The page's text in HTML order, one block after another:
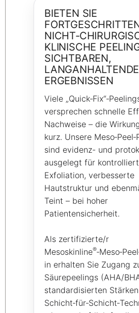
BIETEN SIE
KLINISCHE
SICHTBAREN,
ERGEBNISSEN
Viele
versprechen schnelle
Nachweise – die
kurz. Unsere
sind evidenz- und
ausgelegt für
Exfoliation, verbesserte
Hautstruktur und
Teint – bei hoher
Patientensicherheit.
Als zertifizierte/r
Mesoskinline®
in erhalten Sie Zugang
Säurepeelings (AHA/
standardisierten